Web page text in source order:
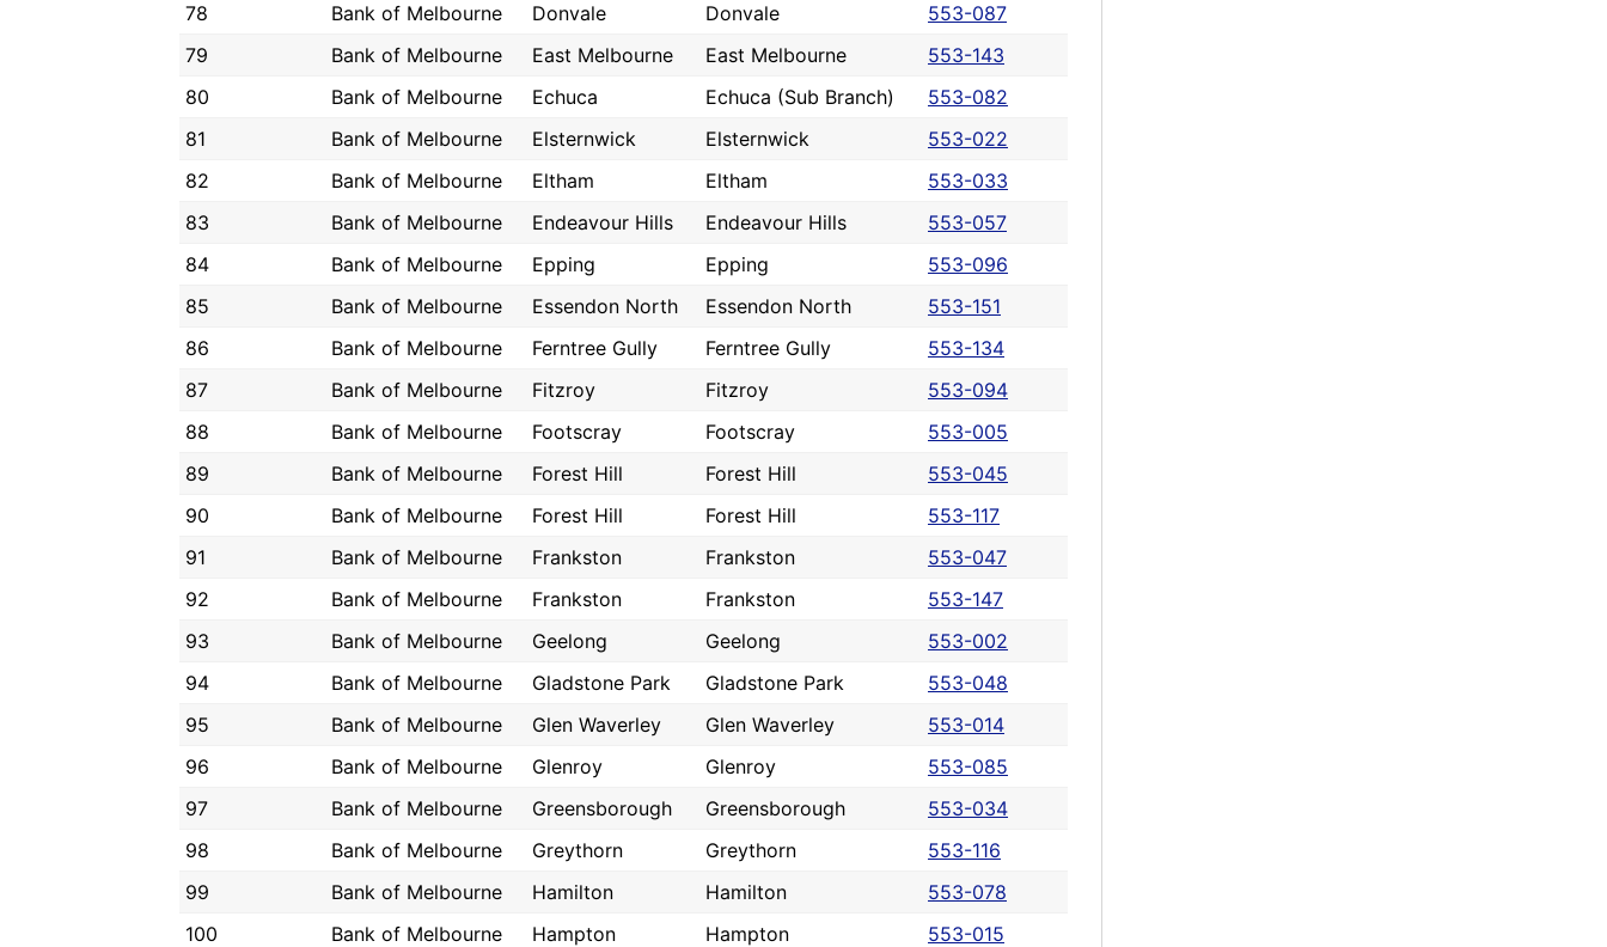
78
Bank of Melbourne Donvale Donvale
553-087
79
Bank of Melbourne East Melbourne East Melbourne
553-143
80
Bank of Melbourne Echuca Echuca (Sub Branch)
553-082
81
Bank of Melbourne Elsternwick Elsternwick
553-022
82
Bank of Melbourne Eltham Eltham
553-033
83
Bank of Melbourne Endeavour Hills Endeavour Hills
553-057
84
Bank of Melbourne Epping Epping
553-096
85
Bank of Melbourne Essendon North Essendon North
553-151
86
Bank of Melbourne Ferntree Gully Ferntree Gully
553-134
87
Bank of Melbourne Fitzroy Fitzroy
553-094
88
Bank of Melbourne Footscray Footscray
553-005
89
Bank of Melbourne Forest Hill Forest Hill
553-045
90
Bank of Melbourne Forest Hill Forest Hill
553-117
91
Bank of Melbourne Frankston Frankston
553-047
92
Bank of Melbourne Frankston Frankston
553-147
93
Bank of Melbourne Geelong Geelong
553-002
94
Bank of Melbourne Gladstone Park Gladstone Park
553-048
95
Bank of Melbourne Glen Waverley Glen Waverley
553-014
96
Bank of Melbourne Glenroy Glenroy
553-085
97
Bank of Melbourne Greensborough Greensborough
553-034
98
Bank of Melbourne Greythorn Greythorn
553-116
99
Bank of Melbourne Hamilton Hamilton
553-078
100
Bank of Melbourne Hampton Hampton 553-015